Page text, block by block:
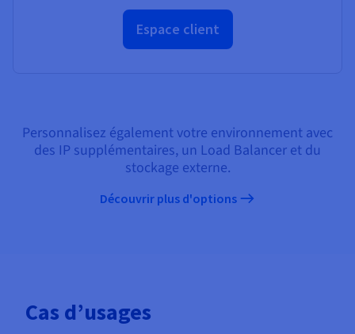
Espace client
Personnalisez également votre environnement avec
des IP supplémentaires, un Load Balancer et du
stockage externe.
Découvrir plus d'options
Cas d’usages